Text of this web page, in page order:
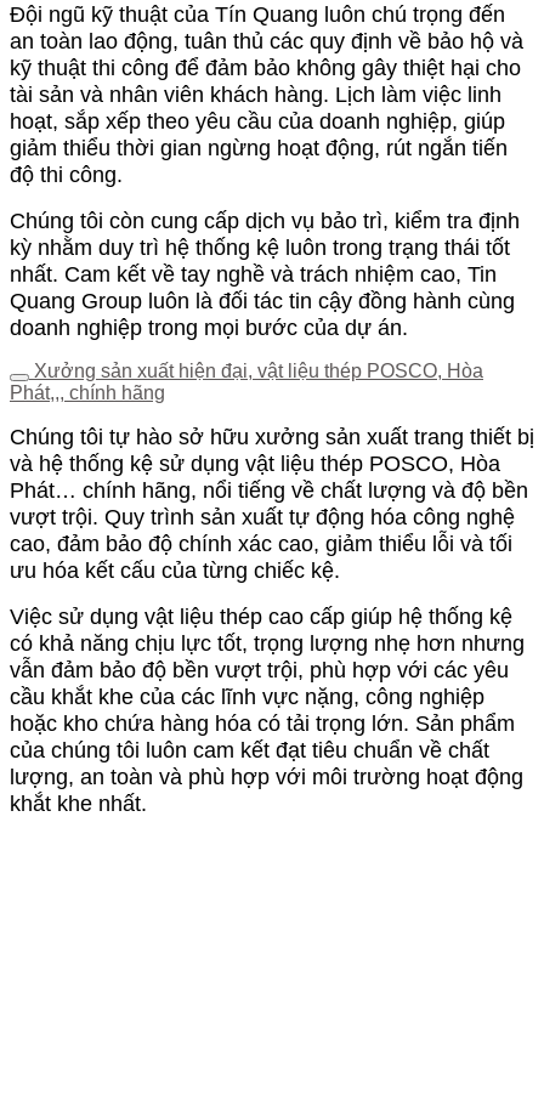
Đội ngũ kỹ thuật của Tín Quang luôn chú trọng đến
an toàn lao động, tuân thủ các quy định về bảo hộ và
kỹ thuật thi công để đảm bảo không gây thiệt hại cho
tài sản và nhân viên khách hàng. Lịch làm việc linh
hoạt, sắp xếp theo yêu cầu của doanh nghiệp, giúp
giảm thiểu thời gian ngừng hoạt động, rút ngắn tiến
độ thi công.
Chúng tôi còn cung cấp dịch vụ bảo trì, kiểm tra định
kỳ nhằm duy trì hệ thống kệ luôn trong trạng thái tốt
nhất. Cam kết về tay nghề và trách nhiệm cao, Tin
Quang Group luôn là đối tác tin cậy đồng hành cùng
doanh nghiệp trong mọi bước của dự án.
Xưởng sản xuất hiện đại, vật liệu thép POSCO, Hòa
Phát,,, chính hãng
Chúng tôi tự hào sở hữu xưởng sản xuất trang thiết bị
và hệ thống kệ sử dụng vật liệu thép POSCO, Hòa
Phát… chính hãng, nổi tiếng về chất lượng và độ bền
vượt trội. Quy trình sản xuất tự động hóa công nghệ
cao, đảm bảo độ chính xác cao, giảm thiểu lỗi và tối
ưu hóa kết cấu của từng chiếc kệ.
Việc sử dụng vật liệu thép cao cấp giúp hệ thống kệ
có khả năng chịu lực tốt, trọng lượng nhẹ hơn nhưng
vẫn đảm bảo độ bền vượt trội, phù hợp với các yêu
cầu khắt khe của các lĩnh vực nặng, công nghiệp
hoặc kho chứa hàng hóa có tải trọng lớn. Sản phẩm
của chúng tôi luôn cam kết đạt tiêu chuẩn về chất
lượng, an toàn và phù hợp với môi trường hoạt động
khắt khe nhất.